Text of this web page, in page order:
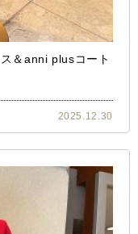
＆anni plusコート
2025.12.30